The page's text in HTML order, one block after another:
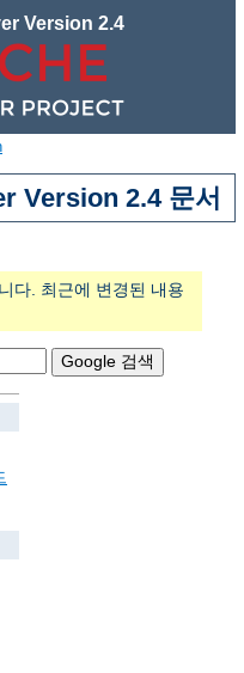
Version 2.4
Version 2.4 문서
다. 최근에 변경된 내용